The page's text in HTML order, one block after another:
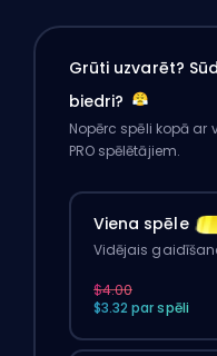
Grūti uzvarēt?
biedri?
Nopērc spēli kopā ar
PRO spēlētājiem.
Viena spēle
Vidējais
$4.00
$3.32 par spēli